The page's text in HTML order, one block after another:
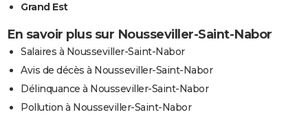
Grand Est
En savoir plus sur Nousseviller-Saint-Nabor
Salaires à Nousseviller-Saint-Nabor
Avis de décès à Nousseviller-Saint-Nabor
Délinquance à Nousseviller-Saint-Nabor
Pollution à Nousseviller-Saint-Nabor